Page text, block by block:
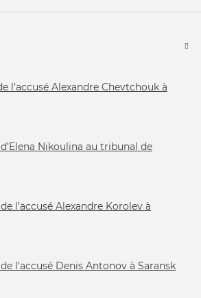
l’accusé Alexandre Chevtchouk à
Nikoulina au tribunal de
l’accusé Alexandre Korolev à
l’accusé Denis Antonov à Saransk